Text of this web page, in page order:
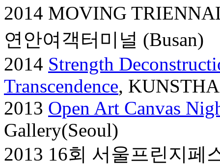
2014 MOVING
연안여객터미널 (Busan)
2014 Strength
Transcendence,
2013 Open Art Canvas
Gallery(Seoul)
2013 16회 서울프린지페